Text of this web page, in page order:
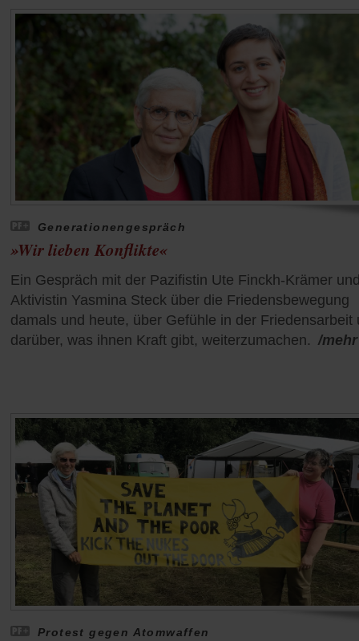
Generationengespräch
»Wir lieben Konflikte«
Ein Gespräch mit der Pazifistin Ute Finckh-Krämer
Aktivistin Yasmina Steck über die Friedensbewegung
damals und heute, über Gefühle in der Friedensarbeit
darüber, was ihnen Kraft gibt, weiterzumachen. /mehr
Protest gegen Atomwaffen